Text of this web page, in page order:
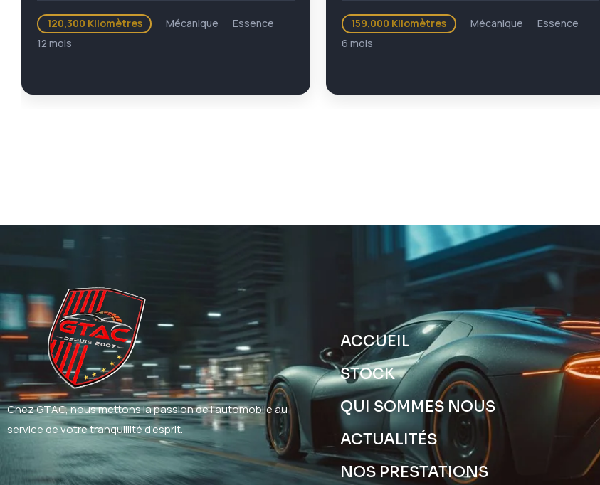
120,300 Kilomètres Mécanique
Essence
12 mois
159,000 Kilomètres Mécanique
Essence
6 mois
Chez GTAC, nous mettons la passion de l’automobile au
service de votre tranquillité d’esprit.
ACCUEIL
STOCK
QUI SOMMES NOUS
ACTUALITÉS
NOS PRESTATIONS